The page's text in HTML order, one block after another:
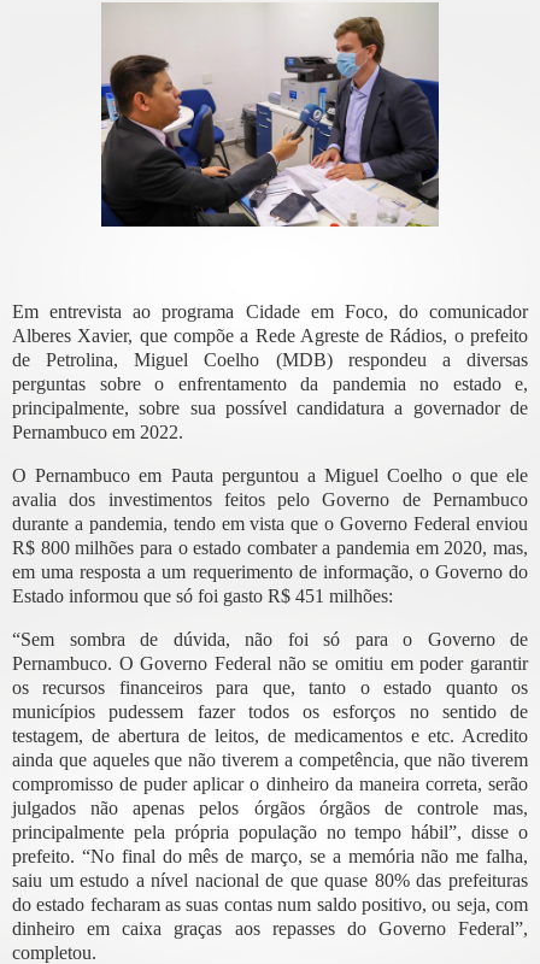
Em entrevista ao programa Cidade em Foco, do comunicador
Alberes Xavier, que compõe a Rede Agreste de Rádios, o prefeito
de Petrolina, Miguel Coelho (MDB) respondeu a diversas
perguntas sobre o enfrentamento da pandemia no estado e,
principalmente, sobre sua possível candidatura a governador de
Pernambuco em 2022.
O Pernambuco em Pauta perguntou a Miguel Coelho o que ele
avalia dos investimentos feitos pelo Governo de Pernambuco
durante a pandemia, tendo em vista que o Governo Federal enviou
R$ 800 milhões para o estado combater a pandemia em 2020, mas,
em uma resposta a um requerimento de informação, o Governo do
Estado informou que só foi gasto R$ 451 milhões:
“Sem sombra de dúvida, não foi só para o Governo de
Pernambuco. O Governo Federal não se omitiu em poder garantir
os recursos financeiros para que, tanto o estado quanto os
municípios pudessem fazer todos os esforços no sentido de
testagem, de abertura de leitos, de medicamentos e etc. Acredito
ainda que aqueles que não tiverem a competência, que não tiverem
compromisso de puder aplicar o dinheiro da maneira correta, serão
julgados não apenas pelos órgãos órgãos de controle mas,
principalmente pela própria população no tempo hábil”, disse o
prefeito. “No final do mês de março, se a memória não me falha,
saiu um estudo a nível nacional de que quase 80% das prefeituras
do estado fecharam as suas contas num saldo positivo, ou seja, com
dinheiro em caixa graças aos repasses do Governo Federal”,
completou.